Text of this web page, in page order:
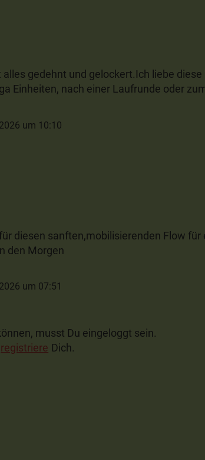
gedehnt und gelockert.Ich liebe diese
Einheiten, nach einer Laufrunde oder
um 10:10
diesen sanften,mobilisierenden Flow für
den Morgen
um 07:51
musst Du eingeloggt sein.
registriere Dich.